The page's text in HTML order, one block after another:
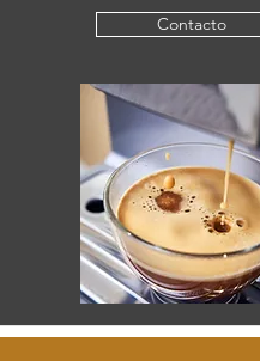
Contacto